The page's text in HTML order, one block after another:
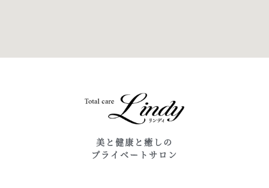
美と健康と癒しの
プライベートサロン